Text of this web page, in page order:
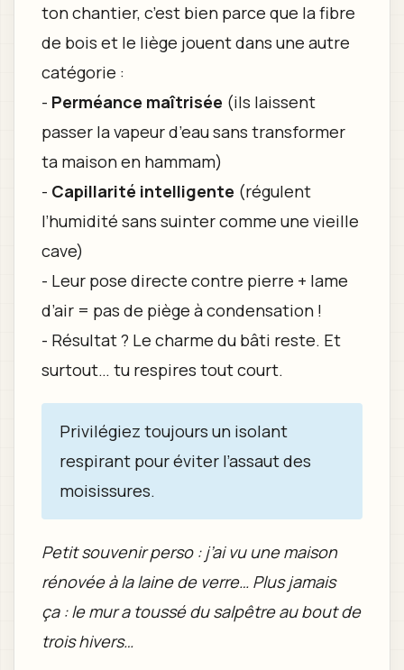
ton chantier, c’est bien parce que la fibre
de bois et le liège jouent dans une autre
catégorie :
- Perméance maîtrisée (ils laissent
passer la vapeur d’eau sans transformer
ta maison en hammam)
- Capillarité intelligente (régulent
l’humidité sans suinter comme une vieille
cave)
- Leur pose directe contre pierre + lame
d’air = pas de piège à condensation !
- Résultat ? Le charme du bâti reste. Et
surtout… tu respires tout court.
Privilégiez toujours un isolant
respirant pour éviter l’assaut des
moisissures.
Petit souvenir perso : j’ai vu une maison
rénovée à la laine de verre… Plus jamais
ça : le mur a toussé du salpêtre au bout de
trois hivers…